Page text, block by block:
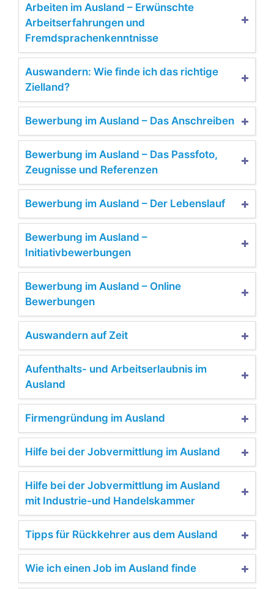
Arbeiten im Ausland – Erwünschte
Arbeitserfahrungen und
Fremdsprachenkenntnisse
Auswandern: Wie finde ich das richtige
Zielland?
Bewerbung im Ausland – Das Anschreiben
Bewerbung im Ausland – Das Passfoto,
Zeugnisse und Referenzen
Bewerbung im Ausland – Der Lebenslauf
Bewerbung im Ausland –
Initiativbewerbungen
Bewerbung im Ausland – Online
Bewerbungen
Auswandern auf Zeit
Aufenthalts- und Arbeitserlaubnis im
Ausland
Firmengründung im Ausland
Hilfe bei der Jobvermittlung im Ausland
Hilfe bei der Jobvermittlung im Ausland
mit Industrie-und Handelskammer
Tipps für Rückkehrer aus dem Ausland
Wie ich einen Job im Ausland finde